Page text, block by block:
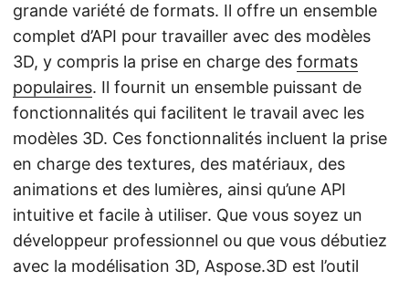
grande variété de formats. Il offre un ensemble
complet d’API pour travailler avec des modèles
3D, y compris la prise en charge des formats
populaires. Il fournit un ensemble puissant de
fonctionnalités qui facilitent le travail avec les
modèles 3D. Ces fonctionnalités incluent la prise
en charge des textures, des matériaux, des
animations et des lumières, ainsi qu’une API
intuitive et facile à utiliser. Que vous soyez un
développeur professionnel ou que vous débutiez
avec la modélisation 3D, Aspose.3D est l’outil